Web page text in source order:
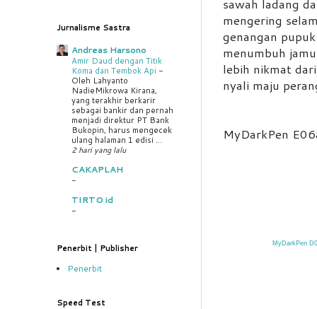
sawah ladang
mengering
genangan
menumbuh
lebih nikmat
nyali maju
MyDarkPen
MyDarkPen
Jurnalisme Sastra
Andreas Harsono
Amir Daud dengan Titik
Koma dan Tembok Api -
Oleh Lahyanto
NadieMikrowa Kirana,
yang terakhir berkarir
sebagai bankir dan pernah
menjadi direktur PT Bank
Bukopin, harus mengecek
ulang halaman 1 edisi ...
2 hari yang lalu
CAKAPLAH
-
TIRTO id
-
Penerbit | Publisher
Penerbit
Speed Test